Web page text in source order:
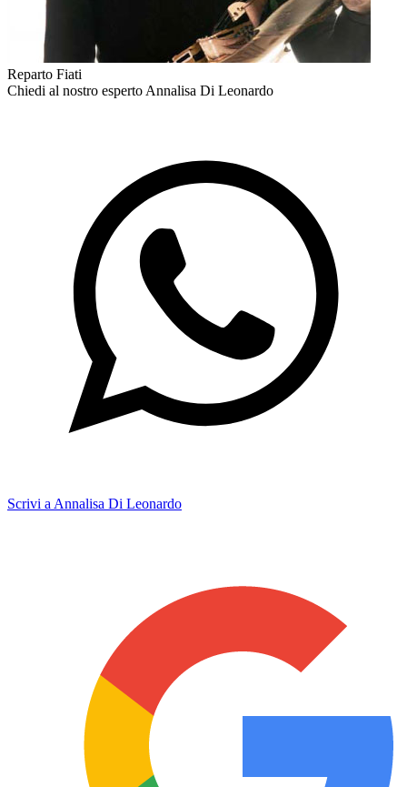
Reparto Fiati
Chiedi al nostro espertoAnnalisa Di Leonardo
Scrivi a Annalisa Di Leonardo